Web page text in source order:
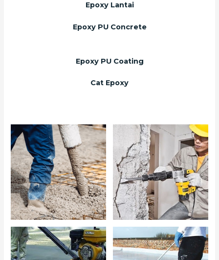
Epoxy Lantai
Epoxy PU Concrete
Epoxy PU Coating
Cat Epoxy